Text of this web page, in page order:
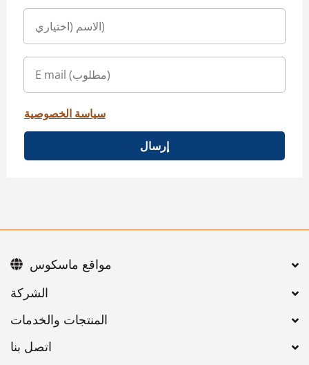
سياسة الخصوصية
إرسال
اتصل بنا
مواقع ماسكوس